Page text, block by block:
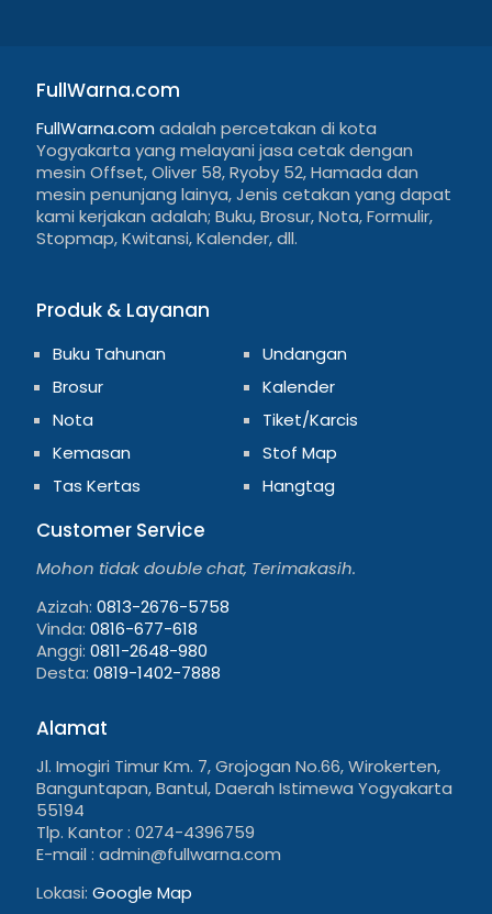
FullWarna.com
FullWarna.com adalah percetakan di kota
Yogyakarta yang melayani jasa cetak dengan
mesin Offset, Oliver 58, Ryoby 52, Hamada dan
mesin penunjang lainya, Jenis cetakan yang dapat
kami kerjakan adalah; Buku, Brosur, Nota, Formulir,
Stopmap, Kwitansi, Kalender, dll.
Produk & Layanan
Buku Tahunan
Brosur
Nota
Kemasan
Tas Kertas
Undangan
Kalender
Tiket/Karcis
Stof Map
Hangtag
Customer Service
Mohon tidak double chat, Terimakasih.
Azizah: 0813-2676-5758
Vinda: 0816-677-618
Anggi: 0811-2648-980
Desta: 0819-1402-7888
Alamat
Jl. Imogiri Timur Km. 7, Grojogan No.66, Wirokerten,
Banguntapan, Bantul, Daerah Istimewa Yogyakarta
55194
Tlp. Kantor : 0274-4396759
E-mail : admin@fullwarna.com
Lokasi: Google Map